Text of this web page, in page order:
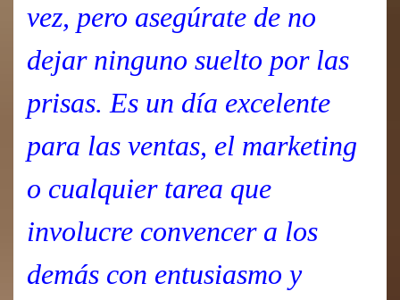
vez, pero asegúrate de no
dejar ninguno suelto por las
prisas. Es un día excelente
para las ventas, el marketing
o cualquier tarea que
involucre convencer a los
demás con entusiasmo y